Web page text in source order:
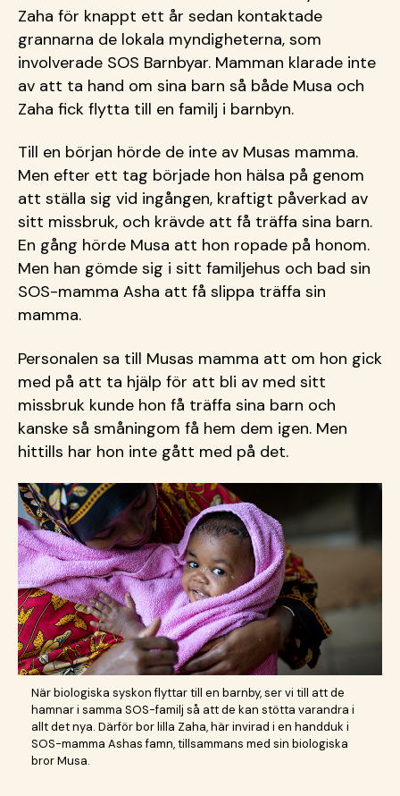
Zaha för knappt ett år sedan kontaktade
grannarna de lokala myndigheterna, som
involverade SOS Barnbyar. Mamman klarade inte
av att ta hand om sina barn så både Musa och
Zaha fick flytta till en familj i barnbyn.
Till en början hörde de inte av Musas mamma.
Men efter ett tag började hon hälsa på genom
att ställa sig vid ingången, kraftigt påverkad av
sitt missbruk, och krävde att få träffa sina barn.
En gång hörde Musa att hon ropade på honom.
Men han gömde sig i sitt familjehus och bad sin
SOS-mamma Asha att få slippa träffa sin
mamma.
Personalen sa till Musas mamma att om hon gick
med på att ta hjälp för att bli av med sitt
missbruk kunde hon få träffa sina barn och
kanske så småningom få hem dem igen. Men
hittills har hon inte gått med på det.
När biologiska syskon flyttar till en barnby, ser vi till att de
hamnar i samma SOS-familj så att de kan stötta varandra i
allt det nya. Därför bor lilla Zaha, här invirad i en handduk i
SOS-mamma Ashas famn, tillsammans med sin biologiska
bror Musa.